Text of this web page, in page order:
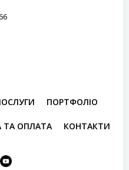
ПОРТФОЛІО
ТА ОПЛАТА КОНТАКТИ